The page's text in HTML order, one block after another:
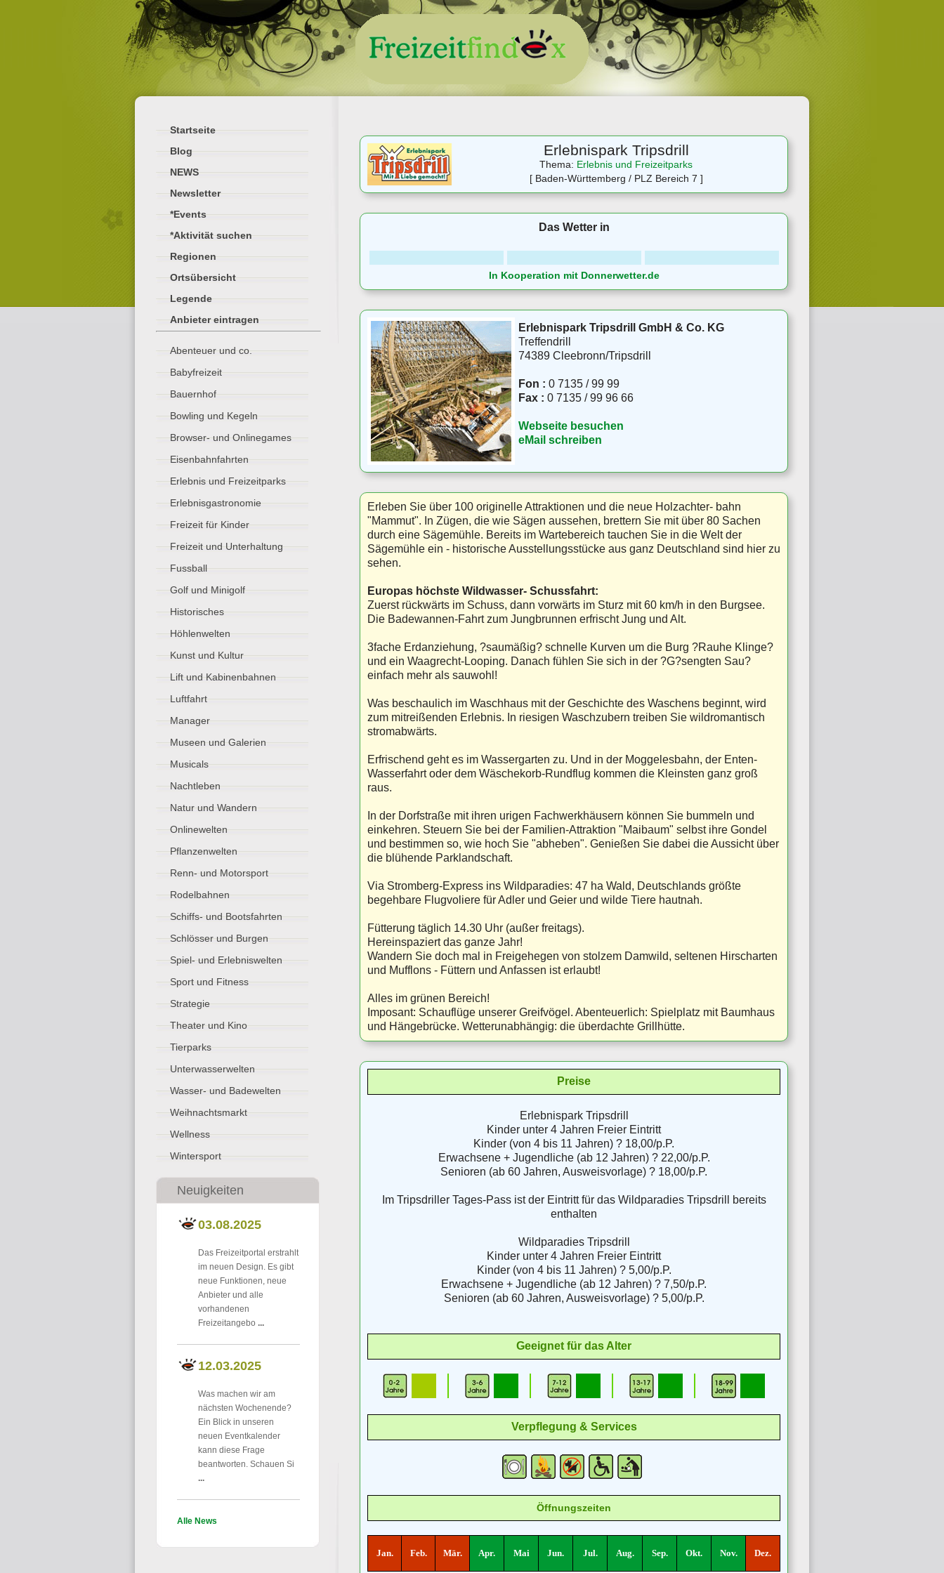
Startseite
Blog
NEWS
Newsletter
*Events
*Aktivität suchen
Regionen
Ortsübersicht
Legende
Anbieter eintragen
Abenteuer und co.
Babyfreizeit
Bauernhof
Bowling und Kegeln
Browser- und Onlinegames
Eisenbahnfahrten
Erlebnis und Freizeitparks
Erlebnisgastronomie
Freizeit für Kinder
Freizeit und Unterhaltung
Fussball
Golf und Minigolf
Historisches
Höhlenwelten
Kunst und Kultur
Lift und Kabinenbahnen
Luftfahrt
Manager
Museen und Galerien
Musicals
Nachtleben
Natur und Wandern
Onlinewelten
Pflanzenwelten
Renn- und Motorsport
Rodelbahnen
Schiffs- und Bootsfahrten
Schlösser und Burgen
Spiel- und Erlebniswelten
Sport und Fitness
Strategie
Theater und Kino
Tierparks
Unterwasserwelten
Wasser- und Badewelten
Weihnachtsmarkt
Wellness
Wintersport
Neuigkeiten
03.08.2025
Das Freizeitportal erstrahlt
im neuen Design. Es gibt
neue Funktionen, neue
Anbieter und alle
vorhandenen
Freizeitangebo ...
12.03.2025
Was machen wir am
nächsten Wochenende?
Ein Blick in unseren
neuen Eventkalender
kann diese Frage
beantworten. Schauen Si
...
Alle News
Erlebnispark Tripsdrill
Thema: Erlebnis und Freizeitparks
[ Baden-Württemberg / PLZ Bereich 7 ]
Das Wetter in
In Kooperation mit Donnerwetter.de
Erlebnispark Tripsdrill GmbH & Co. KG
Treffendrill
74389 Cleebronn/Tripsdrill
Fon : 0 7135 / 99 99
Fax : 0 7135 / 99 96 66
Webseite besuchen
eMail schreiben
Erleben Sie über 100 originelle Attraktionen und die neue Holzachter- bahn
"Mammut". In Zügen, die wie Sägen aussehen, brettern Sie mit über 80 Sachen
durch eine Sägemühle. Bereits im Wartebereich tauchen Sie in die Welt der
Sägemühle ein - historische Ausstellungsstücke aus ganz Deutschland sind hier zu
sehen.
Europas höchste Wildwasser- Schussfahrt:
Zuerst rückwärts im Schuss, dann vorwärts im Sturz mit 60 km/h in den Burgsee.
Die Badewannen-Fahrt zum Jungbrunnen erfrischt Jung und Alt.
3fache Erdanziehung, ?saumäßig? schnelle Kurven um die Burg ?Rauhe Klinge?
und ein Waagrecht-Looping. Danach fühlen Sie sich in der ?G?sengten Sau?
einfach mehr als sauwohl!
Was beschaulich im Waschhaus mit der Geschichte des Waschens beginnt, wird
zum mitreißenden Erlebnis. In riesigen Waschzubern treiben Sie wildromantisch
stromabwärts.
Erfrischend geht es im Wassergarten zu. Und in der Moggelesbahn, der Enten-
Wasserfahrt oder dem Wäschekorb-Rundflug kommen die Kleinsten ganz groß
raus.
In der Dorfstraße mit ihren urigen Fachwerkhäusern können Sie bummeln und
einkehren. Steuern Sie bei der Familien-Attraktion "Maibaum" selbst ihre Gondel
und bestimmen so, wie hoch Sie "abheben". Genießen Sie dabei die Aussicht über
die blühende Parklandschaft.
Via Stromberg-Express ins Wildparadies: 47 ha Wald, Deutschlands größte
begehbare Flugvoliere für Adler und Geier und wilde Tiere hautnah.
Fütterung täglich 14.30 Uhr (außer freitags).
Hereinspaziert das ganze Jahr!
Wandern Sie doch mal in Freigehegen von stolzem Damwild, seltenen Hirscharten
und Mufflons - Füttern und Anfassen ist erlaubt!
Alles im grünen Bereich!
Imposant: Schauflüge unserer Greifvögel. Abenteuerlich: Spielplatz mit Baumhaus
und Hängebrücke. Wetterunabhängig: die überdachte Grillhütte.
Preise
Erlebnispark Tripsdrill
Kinder unter 4 Jahren Freier Eintritt
Kinder (von 4 bis 11 Jahren) ? 18,00/p.P.
Erwachsene + Jugendliche (ab 12 Jahren) ? 22,00/p.P.
Senioren (ab 60 Jahren, Ausweisvorlage) ? 18,00/p.P.
Im Tripsdriller Tages-Pass ist der Eintritt für das Wildparadies Tripsdrill bereits
enthalten
Wildparadies Tripsdrill
Kinder unter 4 Jahren Freier Eintritt
Kinder (von 4 bis 11 Jahren) ? 5,00/p.P.
Erwachsene + Jugendliche (ab 12 Jahren) ? 7,50/p.P.
Senioren (ab 60 Jahren, Ausweisvorlage) ? 5,00/p.P.
Geeignet für das Alter
Verpflegung & Services
Öffnungszeiten
Jan. Feb. Mär. Apr. Mai Jun. Jul. Aug. Sep. Okt. Nov. Dez.